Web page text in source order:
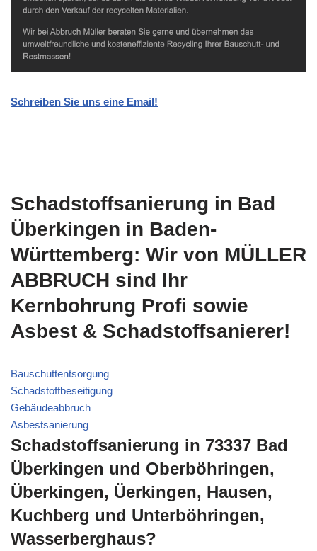
Schreiben Sie uns eine Email!
Schadstoffsanierung in Bad
Überkingen in Baden-
Württemberg: Wir von MÜLLER
ABBRUCH sind Ihr
Kernbohrung Profi sowie
Asbest & Schadstoffsanierer!
Bauschuttentsorgung
Schadstoffbeseitigung
Gebäudeabbruch
Asbestsanierung
Schadstoffsanierung in 73337 Bad
Überkingen und Oberböhringen,
Überkingen, Üerkingen, Hausen,
Kuchberg und Unterböhringen,
Wasserberghaus?